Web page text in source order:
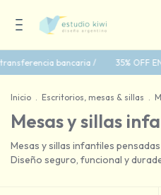
bancaria / 35% OFF EN
Inicio . Escritorios, mesas & sillas .
Mesas y sillas
Mesas y sillas infantiles
Diseño seguro, funcional y